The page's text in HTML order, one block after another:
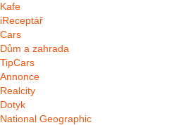
Kafe
iReceptář
Cars
Dům a zahrada
TipCars
Annonce
Realcity
Dotyk
National Geographic